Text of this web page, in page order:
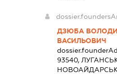
ДЗЮБА
ВАСИЛЬОВИЧ
93540,